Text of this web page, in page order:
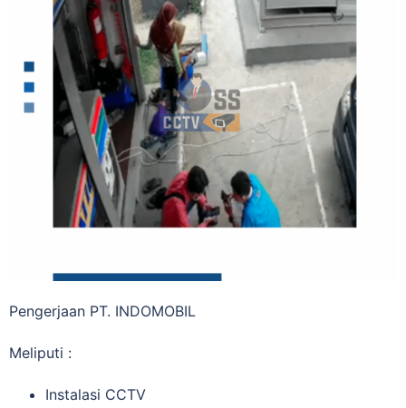
Pengerjaan PT. INDOMOBIL
Meliputi :
Instalasi CCTV